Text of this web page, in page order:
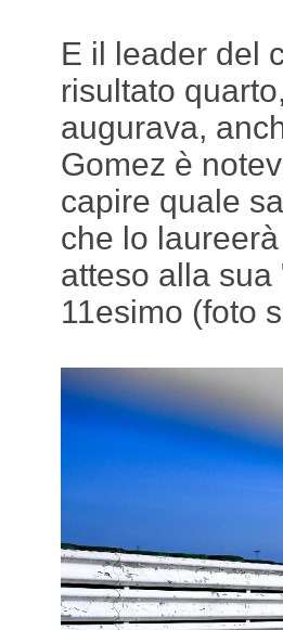
E il leader del
risultato
augurava,
Gomez è
capire quale
che lo
atteso alla
11esimo (foto